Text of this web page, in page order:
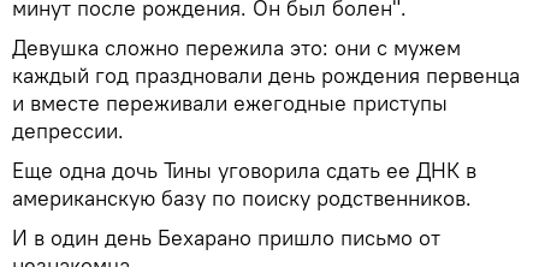
минут после рождения. Он был болен".
Девушка сложно пережила это: они с мужем
каждый год праздновали день рождения первенца
и вместе переживали ежегодные приступы
депрессии.
Еще одна дочь Тины уговорила сдать ее ДНК в
американскую базу по поиску родственников.
И в один день Бехарано пришло письмо от